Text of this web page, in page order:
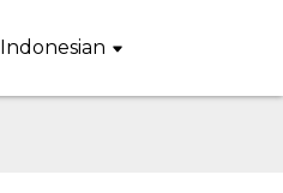
Indonesian